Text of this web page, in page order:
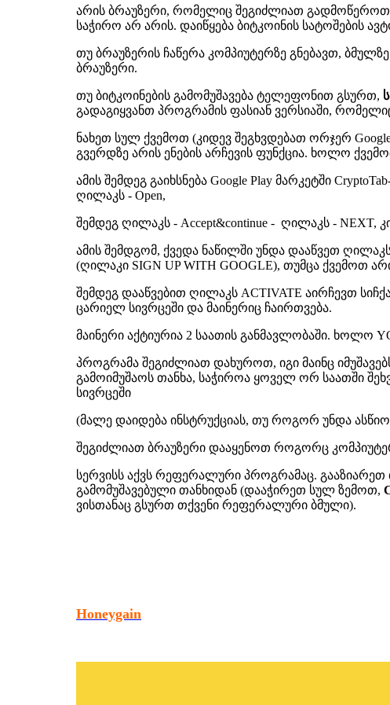
არის ბრაუზერი, რომელიც შეგიძლიათ
საჭირო არ არის. დაიწყება ბიტკოინის სატოშების
თუ ბრაუზერის ჩაწერა კომპიუტერზე გნებავთ,
ბრაუზერი.
თუ ბიტკოინების გამომუშავება ტელეფონით გსურთ,
გადაგიყვანთ პროგრამის ფასიან ვერსიაში,
ნახეთ სულ ქვემოთ (კიდევ შეგხვდებათ ორჯერ
გვერდზე არის ენების არჩევის ფუნქცია. ხოლო
ამის შემდეგ გაიხსნება Google Play მარკეტში
ღილაკს - Open,
შემდეგ ღილაკს - Accept&continue - ღილაკს -
ამის შემდგომ, ქვედა ნაწილში უნდა დააწვეთ
(ღილაკი SIGN UP WITH GOOGLE), თუმცა ქვემოთ
შემდეგ დააწვებით ღილაკს ACTIVATE აირჩევთ
ცარიელ სივრცეში და მაინერიც ჩაირთვება.
მაინერი აქტიურია 2 საათის განმავლობაში. ხოლო
პროგრამა შეგიძლიათ დახუროთ, იგი მაინც
გამოიმუშაოს თანხა, საჭიროა ყოველ ორ საათში
სივრცეში
(მალე დაიდება ინსტრუქციას, თუ როგორ უნდა
შეგიძლიათ ბრაუზერი დააყენოთ როგორც
სერვისს აქვს რეფერალური პროგრამაც.
გამომუშავებული თანხიდან (დააჭირეთ სულ ზემოთ,
ვისთანაც გსურთ თქვენი რეფერალური ბმული).
Honeygain